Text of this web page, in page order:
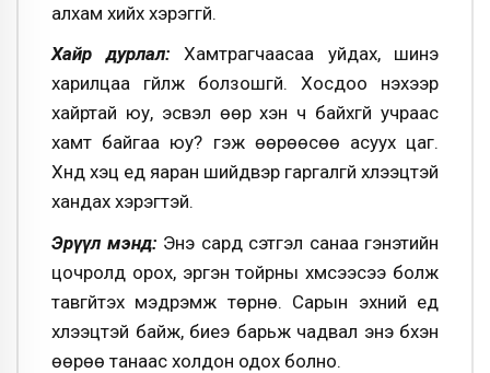
алхам хийх хэрэггүй.
Хайр дурлал:
Хамтрагчаасаа уйдах, шинэ
харилцаа үгүйлж болзошгүй. Хосдоо үнэхээр
хайртай юу, эсвэл өөр хэн ч байхгүй учраас
хамт байгаа юу? гэж өөрөөсөө асуух цаг.
Хүнд хэцүү үед яаран шийдвэр гаргалгүй хүлээцтэй
хандах хэрэгтэй.
Эрүүл мэнд: Энэ сард сэтгэл санаа гэнэтийн
цочролд орох, эргэн тойрны хүмүүсээсээ болж
тавгүйтэх мэдрэмж төрнө. Сарын эхний үед
хүлээцтэй байж, биеэ барьж чадвал энэ бүхэн
өөрөө танаас холдон одох болно.